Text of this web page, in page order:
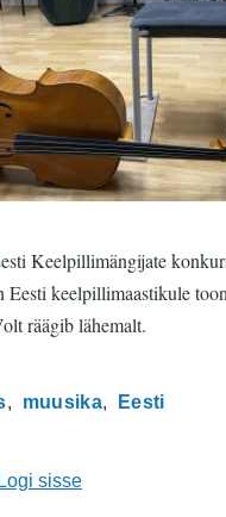
Keelpillimängijate
Eesti keelpillimaastikule
räägib lähemalt.
muusika Eesti
Logi sisse